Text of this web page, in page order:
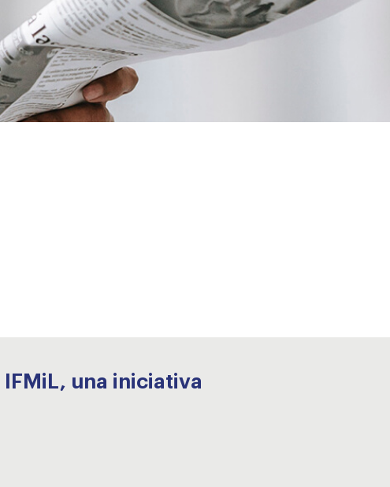
una iniciativa